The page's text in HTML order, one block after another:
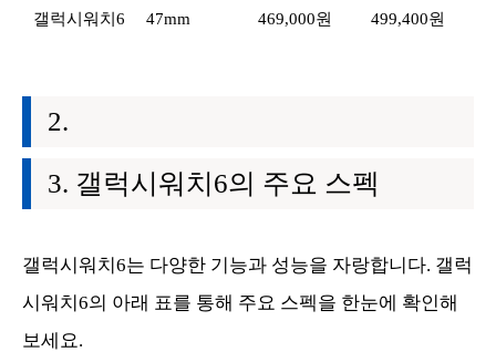
갤럭시워치6 47mm 469,000원 499,400원
갤럭시워치6의 주요 스펙
갤럭시워치6는 다양한 기능과 성능을 자랑합니다. 갤럭
시워치6의 아래 표를 통해 주요 스펙을 한눈에 확인해
보세요.